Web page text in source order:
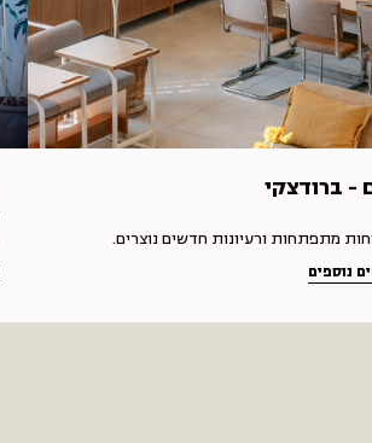
- ברודצקי
מתפתחות ורעיונות חדשים נוצרים.
נוספים